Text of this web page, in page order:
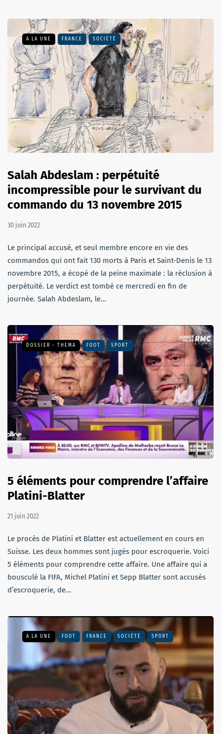
A LA UNE FRANCE SOCIÉTÉ
Salah Abdeslam : perpétuité
incompressible pour le survivant du
commando du 13 novembre 2015
30 juin 2022
Le principal accusé, et seul membre encore en vie des
commandos qui ont fait 130 morts à Paris et Saint-Denis le 13
novembre 2015, a écopé de la peine maximale : la réclusion à
perpétuité. Le verdict est tombé ce mercredi en fin de
journée. Salah Abdeslam, le…
DOSSIER - THEMA FOOT SPORT
5 éléments pour comprendre l’affaire
Platini-Blatter
21 juin 2022
Le procès de Platini et Blatter est actuellement en cours en
Suisse. Les deux hommes sont jugés pour escroquerie. Voici
5 éléments pour comprendre cette affaire. Une affaire qui a
bousculé la FIFA, Michel Platini et Sepp Blatter sont accusés
d’escroquerie, de…
A LA UNE FOOT FRANCE SOCIÉTÉ SPORT